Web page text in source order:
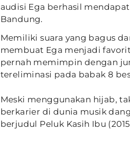
audisi Ega berhasil
Bandung.
Memiliki suara yang bagus
membuat Ega menjadi
pernah memimpin dengan
tereliminasi pada babak 8
Meski menggunakan hijab,
berkarier di dunia musik
berjudul Peluk Kasih Ibu